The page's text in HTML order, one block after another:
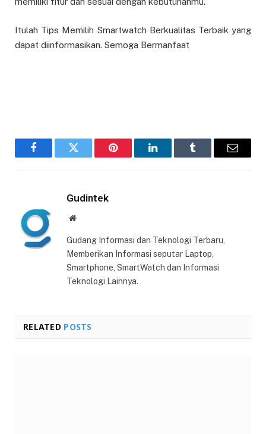
Itulah Tips Memilih Smartwatch Berkualitas Terbaik yang
dapat diinformasikan. Semoga Bermanfaat
FacebookTwitter Pinterest LinkedInTumblr Email
Gudintek
Website
Gudang Informasi dan Teknologi Terbaru,
Memberikan Informasi seputar Laptop,
Smartphone, SmartWatch dan Informasi
Teknologi Lainnya.
RELATED POSTS